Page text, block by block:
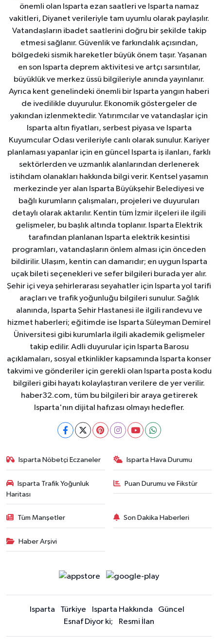
önemli olan Isparta ezan saatleri ve Isparta namaz
vakitleri, Diyanet verileriyle tam uyumlu olarak paylaşılır.
Vatandaşların ibadet saatlerini doğru bir şekilde takip
etmesi sağlanır. Güvenlik ve farkındalık açısından,
bölgedeki sismik hareketler büyük önem taşır. Yaşanan
en son Isparta deprem aktivitesi ve artçı sarsıntılar,
büyüklük ve merkez üssü bilgileriyle anında yayınlanır.
Ayrıca kent genelindeki önemli bir Isparta yangın haberi
de ivedilikle duyurulur. Ekonomik göstergeler de
yakından izlenmektedir. Yatırımcılar ve vatandaşlar için
Isparta altın fiyatları, serbest piyasa ve Isparta
Kuyumcular Odası verileriyle canlı olarak sunulur. Kariyer
planlaması yapanlar için en güncel Isparta iş ilanları, farklı
sektörlerden ve uzmanlık alanlarından derlenerek
istihdam olanakları hakkında bilgi verir. Kentsel yaşamın
merkezinde yer alan Isparta Büyükşehir Belediyesi ve
bağlı kurumların çalışmaları, projeleri ve duyuruları
detaylı olarak aktarılır. Kentin tüm İzmir ilçeleri ile ilgili
gelişmeler, bu başlık altında toplanır. Isparta Elektrik
tarafından planlanan Isparta elektrik kesintisi
programları, vatandaşların önlem alması için önceden
bildirilir. Ulaşım, kentin can damarıdır; en uygun Isparta
uçak bileti seçenekleri ve sefer bilgileri burada yer alır.
Şehir içi veya şehirlerarası seyahatler için Isparta yol tarifi
araçları ve trafik yoğunluğu bilgileri sunulur. Sağlık
alanında, Isparta Şehir Hastanesi ile ilgili randevu ve
hizmet haberleri; eğitimde ise Isparta Süleyman Demirel
Üniversitesi gibi kurumlarla ilgili akademik gelişmeler
takip edilir. Adli duyurular için Isparta Barosu
açıklamaları, sosyal etkinlikler kapsamında Isparta konser
takvimi ve gönderiler için gerekli olan Isparta posta kodu
bilgileri gibi hayatı kolaylaştıran verilere de yer verilir.
haber32.com, tüm bu bilgileri bir araya getirerek
Isparta'nın dijital hafızası olmayı hedefler.
Isparta Nöbetçi Eczaneler Isparta Hava Durumu
Isparta Trafik Yoğunluk
Haritası
Puan Durumu ve Fikstür
Tüm Manşetler Son Dakika Haberleri
Haber Arşivi
Isparta Türkiye Isparta Hakkında
Güncel
Esnaf Diyor ki;
Resmi İlan